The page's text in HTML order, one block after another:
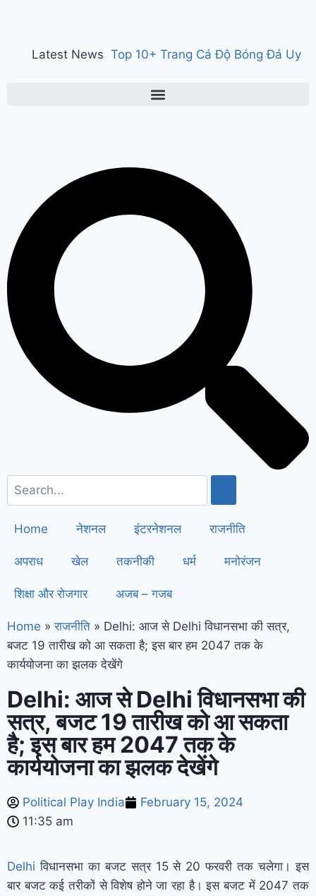
Latest News Top 10+ Trang Cá Độ Bóng Đá Uy
कार्यक्रम, CM सैनी ने कहा- ‘वंदे मातरम्’
राष्ट्र की आत्मा, पहचान और गौरव
land scam case में पूर्व CM भूपेंद्र हुड्डा
को हाईकोर्ट का झटका, अब CBI की स्पेशल
Relief to farmers :
Haryana के किसानों को ‘नायाब’ राहत, CM
सैनी ने 6 महीने के लिए बिजली बिल किया माफ
! Elderly people will get respect
and support : मोदी का यह कार्ड दिलाएगा
बुजुर्गों को सम्मान और सहारा !
PM Modi’s
Haryana visit finalized: इस दिन
हरियाणा दौरे पर आएंगे पीएम मोदी, इन
कार्यक्रमों में होंगे शामिल
Home
नेशनल इंटरनेशनल राजनीति
अपराध खेल तकनीकी धर्म मनोरंजन
शिक्षा और रोजगार अजब – गजब
Home » राजनीति » Delhi: आज से Delhi विधानसभा की सत्र,
बजट 19 तारीख को आ सकता है; इस बार हम 2047 तक के
कार्ययोजना का झलक देखेंगे
Delhi: आज से Delhi विधानसभा की
सत्र, बजट 19 तारीख को आ सकता
है; इस बार हम 2047 तक के
कार्ययोजना का झलक देखेंगे
Political Play India
February 15, 2024
11:35 am
Delhi विधानसभा का बजट सत्र 15 से 20 फरवरी तक चलेगा। इस
बार बजट कई तरीकों से विशेष होने जा रहा है। इस बजट में 2047 तक